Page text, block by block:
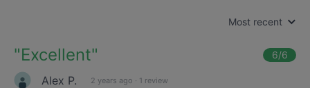
Most recent
"Excellent" 6/6
Alex P. 2 years ago · 1 review